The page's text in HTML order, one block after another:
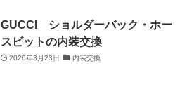
GUCCI ショルダーバック・ホー
スビットの内装交換
2026年3月23日 内装交換